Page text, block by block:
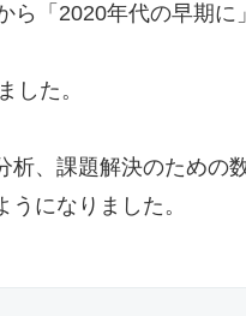
「2020年代の早期に
した。
、課題解決のための
になりました。